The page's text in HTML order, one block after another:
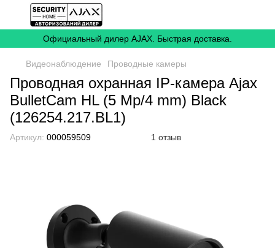
Официальный дилер AJAX. Быстрая доставка.
Видеонаблюдение Проводные камеры
Проводная охранная IP-камера Ajax
BulletCam HL (5 Mp/4 mm) Black
(126254.217.BL1)
Артикул: 000059509 1 отзыв